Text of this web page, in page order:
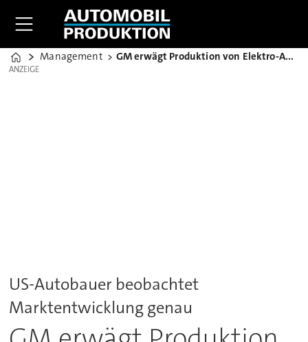
Home
Management GM erwägt Produktion von Elektro-Autos in China
ANZEIGE
ANZEIGE
US-Autobauer beobachtet
Marktentwicklung genau